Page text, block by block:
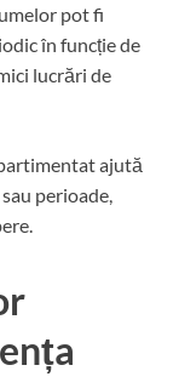
pot fi
în funcție de
lucrări de
ajută
perioade,